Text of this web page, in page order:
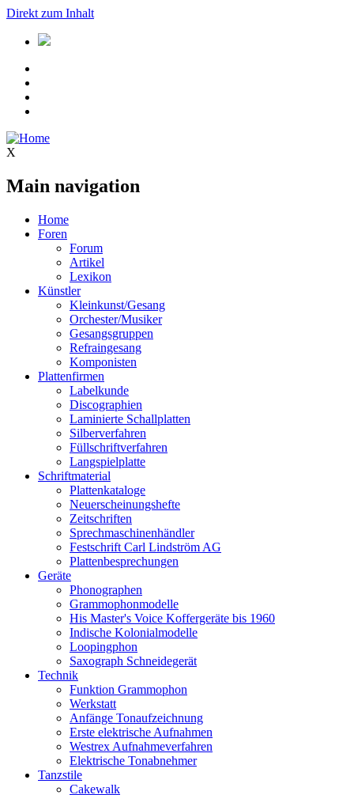
Direkt zum Inhalt
X
Main navigation
Home
Foren
Forum
Artikel
Lexikon
Künstler
Kleinkunst/Gesang
Orchester/Musiker
Gesangsgruppen
Refraingesang
Komponisten
Plattenfirmen
Labelkunde
Discographien
Laminierte Schallplatten
Silberverfahren
Füllschriftverfahren
Langspielplatte
Schriftmaterial
Plattenkataloge
Neuerscheinungshefte
Zeitschriften
Sprechmaschinenhändler
Festschrift Carl Lindström AG
Plattenbesprechungen
Geräte
Phonographen
Grammophonmodelle
His Master's Voice Koffergeräte bis 1960
Indische Kolonialmodelle
Loopingphon
Saxograph Schneidegerät
Technik
Funktion Grammophon
Werkstatt
Anfänge Tonaufzeichnung
Erste elektrische Aufnahmen
Westrex Aufnahmeverfahren
Elektrische Tonabnehmer
Tanzstile
Cakewalk